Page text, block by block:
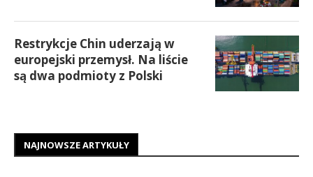
Restrykcje Chin uderzają w
europejski przemysł. Na liście
są dwa podmioty z Polski
NAJNOWSZE ARTYKUŁY